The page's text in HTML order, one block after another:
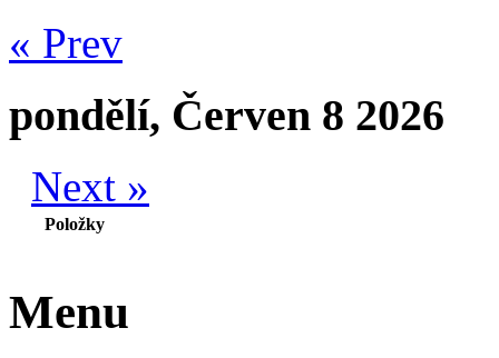
« Prev
pondělí, Červen 8 2026
Next »
Položky
Menu